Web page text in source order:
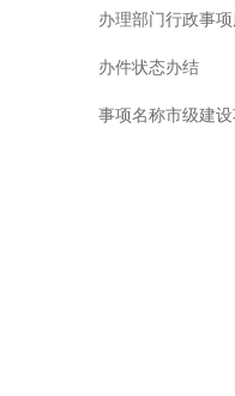
办理部门行政事
办件状态办结
事项名称市级建